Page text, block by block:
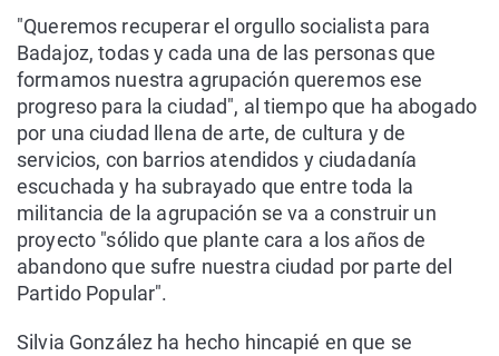
"Queremos recuperar el orgullo socialista para
Badajoz, todas y cada una de las personas que
formamos nuestra agrupación queremos ese
progreso para la ciudad", al tiempo que ha abogado
por una ciudad llena de arte, de cultura y de
servicios, con barrios atendidos y ciudadanía
escuchada y ha subrayado que entre toda la
militancia de la agrupación se va a construir un
proyecto "sólido que plante cara a los años de
abandono que sufre nuestra ciudad por parte del
Partido Popular".
Silvia González ha hecho hincapié en que se